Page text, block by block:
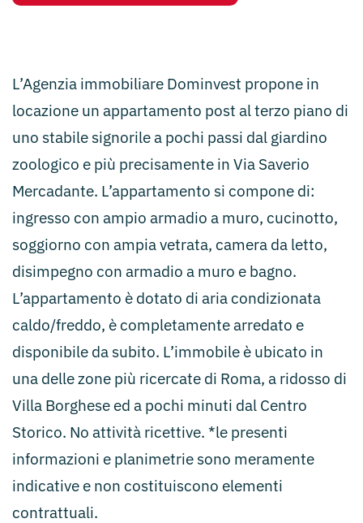
L’Agenzia immobiliare Dominvest propone in
locazione un appartamento post al terzo piano di
uno stabile signorile a pochi passi dal giardino
zoologico e più precisamente in Via Saverio
Mercadante. L’appartamento si compone di:
ingresso con ampio armadio a muro, cucinotto,
soggiorno con ampia vetrata, camera da letto,
disimpegno con armadio a muro e bagno.
L’appartamento è dotato di aria condizionata
caldo/freddo, è completamente arredato e
disponibile da subito. L’immobile è ubicato in
una delle zone più ricercate di Roma, a ridosso di
Villa Borghese ed a pochi minuti dal Centro
Storico. No attività ricettive. *le presenti
informazioni e planimetrie sono meramente
indicative e non costituiscono elementi
contrattuali.